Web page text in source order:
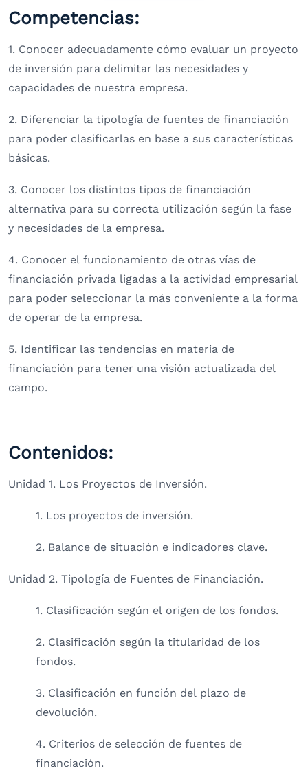
Competencias:
1. Conocer adecuadamente cómo evaluar un proyecto
de inversión para delimitar las necesidades y
capacidades de nuestra empresa.
2. Diferenciar la tipología de fuentes de financiación
para poder clasificarlas en base a sus características
básicas.
3. Conocer los distintos tipos de financiación
alternativa para su correcta utilización según la fase
y necesidades de la empresa.
4. Conocer el funcionamiento de otras vías de
financiación privada ligadas a la actividad empresarial
para poder seleccionar la más conveniente a la forma
de operar de la empresa.
5. Identificar las tendencias en materia de
financiación para tener una visión actualizada del
campo.
Contenidos:
Unidad 1. Los Proyectos de Inversión.
1. Los proyectos de inversión.
2. Balance de situación e indicadores clave.
Unidad 2. Tipología de Fuentes de Financiación.
1. Clasificación según el origen de los fondos.
2. Clasificación según la titularidad de los
fondos.
3. Clasificación en función del plazo de
devolución.
4. Criterios de selección de fuentes de
financiación.